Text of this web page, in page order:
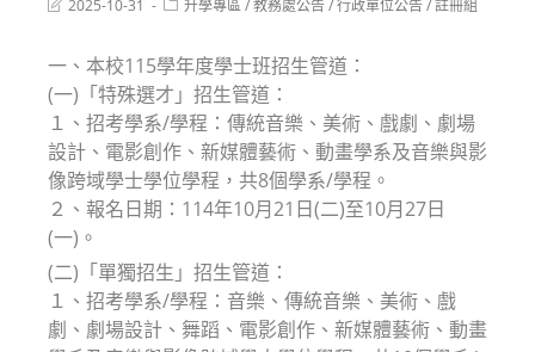
2025-10-31 升學專區/教務處公告/行政單位公告/註冊組
一、本校115學年度學士班招生管道：
(一)「特殊選才」招生管道：
１、招考學系/學程：傳統音樂、美術、戲劇、劇場
設計、電影創作、新媒體藝術、動畫學系及音樂與影
像跨域學士學位學程，共8個學系/學程。
２、報名日期：114年10月21日(二)至10月27日
(一)。
(二)「單獨招生」招生管道：
１、招考學系/學程：音樂、傳統音樂、美術、戲
劇、劇場設計、舞蹈、電影創作、新媒體藝術、動畫